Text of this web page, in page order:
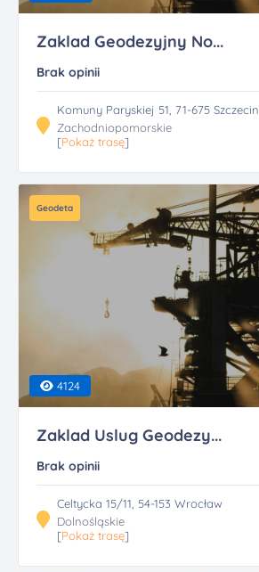
Zaklad Geodezyjny No...
Brak opinii
Komuny Paryskiej 51, 71-675 Szczecin
Zachodniopomorskie
[Pokaż trasę]
Geodeta
4124
Zaklad Uslug Geodezy...
Brak opinii
Celtycka 15/11, 54-153 Wrocław
Dolnośląskie
[Pokaż trasę]